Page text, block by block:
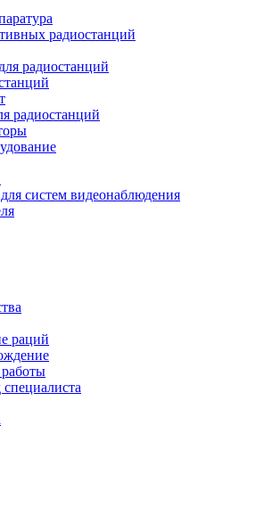
радиостанций
радиостанций
радиостанций
систем видеонаблюдения
раций